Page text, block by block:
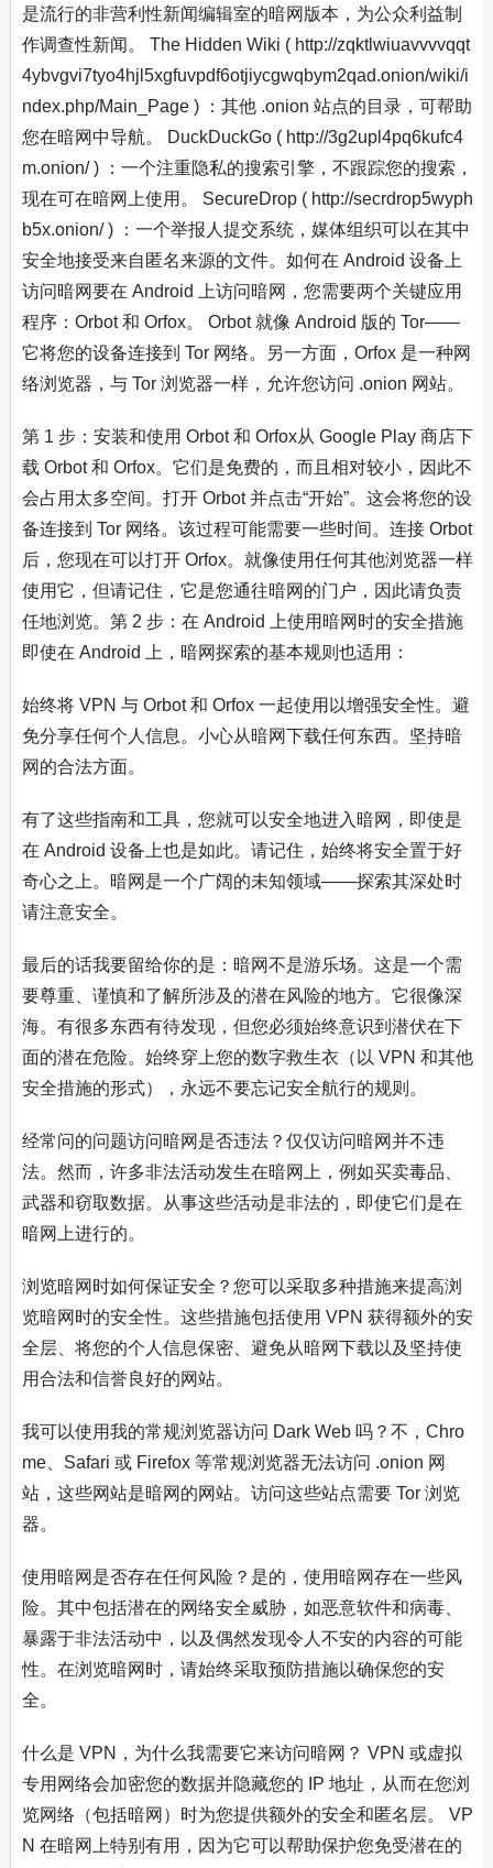
是流行的非营利性新闻编辑室的暗网版本，为公众利益制
作调查性新闻。 The Hidden Wiki ( http://zqktlwiuavvvvqqt
4ybvgvi7tyo4hjl5xgfuvpdf6otjiycgwqbym2qad.onion/wiki/i
ndex.php/Main_Page ) ：其他 .onion 站点的目录，可帮助
您在暗网中导航。 DuckDuckGo ( http://3g2upl4pq6kufc4
m.onion/ ) ：一个注重隐私的搜索引擎，不跟踪您的搜索，
现在可在暗网上使用。 SecureDrop ( http://secrdrop5wyph
b5x.onion/ ) ：一个举报人提交系统，媒体组织可以在其中
安全地接受来自匿名来源的文件。如何在 Android 设备上
访问暗网要在 Android 上访问暗网，您需要两个关键应用
程序：Orbot 和 Orfox。 Orbot 就像 Android 版的 Tor——
它将您的设备连接到 Tor 网络。另一方面，Orfox 是一种网
络浏览器，与 Tor 浏览器一样，允许您访问 .onion 网站。
第 1 步：安装和使用 Orbot 和 Orfox从 Google Play 商店下
载 Orbot 和 Orfox。它们是免费的，而且相对较小，因此不
会占用太多空间。打开 Orbot 并点击“开始”。这会将您的设
备连接到 Tor 网络。该过程可能需要一些时间。连接 Orbot
后，您现在可以打开 Orfox。就像使用任何其他浏览器一样
使用它，但请记住，它是您通往暗网的门户，因此请负责
任地浏览。第 2 步：在 Android 上使用暗网时的安全措施
即使在 Android 上，暗网探索的基本规则也适用：
始终将 VPN 与 Orbot 和 Orfox 一起使用以增强安全性。避
免分享任何个人信息。小心从暗网下载任何东西。坚持暗
网的合法方面。
有了这些指南和工具，您就可以安全地进入暗网，即使是
在 Android 设备上也是如此。请记住，始终将安全置于好
奇心之上。暗网是一个广阔的未知领域——探索其深处时
请注意安全。
最后的话我要留给你的是：暗网不是游乐场。这是一个需
要尊重、谨慎和了解所涉及的潜在风险的地方。它很像深
海。有很多东西有待发现，但您必须始终意识到潜伏在下
面的潜在危险。始终穿上您的数字救生衣（以 VPN 和其他
安全措施的形式），永远不要忘记安全航行的规则。
经常问的问题访问暗网是否违法？仅仅访问暗网并不违
法。然而，许多非法活动发生在暗网上，例如买卖毒品、
武器和窃取数据。从事这些活动是非法的，即使它们是在
暗网上进行的。
浏览暗网时如何保证安全？您可以采取多种措施来提高浏
览暗网时的安全性。这些措施包括使用 VPN 获得额外的安
全层、将您的个人信息保密、避免从暗网下载以及坚持使
用合法和信誉良好的网站。
我可以使用我的常规浏览器访问 Dark Web 吗？不，Chro
me、Safari 或 Firefox 等常规浏览器无法访问 .onion 网
站，这些网站是暗网的网站。访问这些站点需要 Tor 浏览
器。
使用暗网是否存在任何风险？是的，使用暗网存在一些风
险。其中包括潜在的网络安全威胁，如恶意软件和病毒、
暴露于非法活动中，以及偶然发现令人不安的内容的可能
性。在浏览暗网时，请始终采取预防措施以确保您的安
全。
什么是 VPN，为什么我需要它来访问暗网？ VPN 或虚拟
专用网络会加密您的数据并隐藏您的 IP 地址，从而在您浏
览网络（包括暗网）时为您提供额外的安全和匿名层。 VP
N 在暗网上特别有用，因为它可以帮助保护您免受潜在的